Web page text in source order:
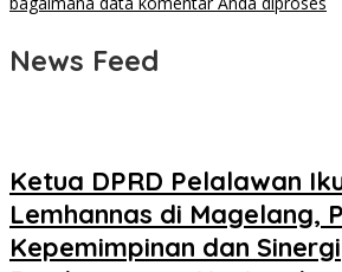
News Feed
Ketua DPRD Pelalawan
Lemhannas di Magelang,
Kepemimpinan dan Sinergi